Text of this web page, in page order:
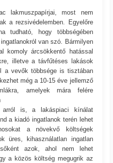
lakmuszpapírjai, most nem
a rezsivédelemben. Egyelőre
tudható, hogy többségében
van szó. Bármilyen
komoly árcsökkentő hatással
illetve a távfűtéses lakások
a vevők többsége is tisztában
még a 10-15 éve jellemző
amelyek mára felére
is, a lakáspiaci kínálat
a kiadó ingatlanok terén lehet
a növekvő költségek
üres, kihasználatlan ingatlan
azok, ahol nem lehet
a közös költség megugrik az